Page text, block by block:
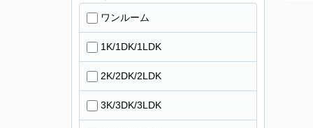
ワンルーム
1K/1DK/1LDK
2K/2DK/2LDK
3K/3DK/3LDK